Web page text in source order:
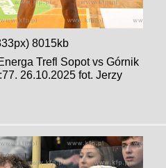
8015kb
Trefl Sopot vs Górnik
26.10.2025 fot. Jerzy